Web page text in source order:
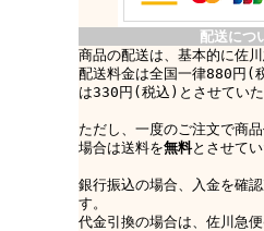
配送につ
商品の配送は、基本的に佐
配送料金は全国一律880円(
は330円(税込)とさせてい
ただし、一度のご注文で商
場合は送料を無料とさせて
銀行振込の場合、入金を確
す。
代金引換の場合は、佐川